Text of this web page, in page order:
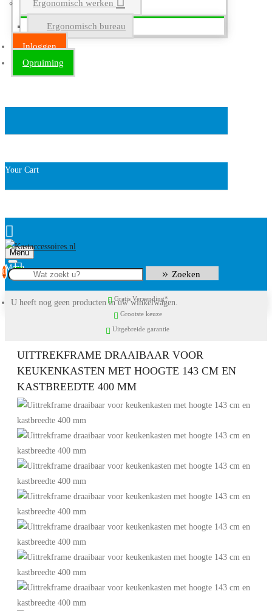
Ergonomisch werken
Ergonomisch bureau
Inloggen
Opruiming
Your Cart
Menu
0
U heeft nog geen producten in uw winkelwagen.
Zoeken
Gratis Verzending*
Grootste keuze
Uitgebreide garantie
UITTREKFRAME DRAAIBAAR VOOR
KEUKENKASTEN MET HOOGTE 143 CM EN
KASTBREEDTE 400 MM